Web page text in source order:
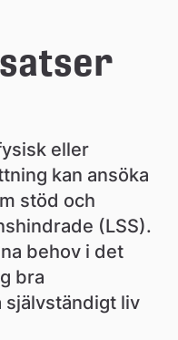
eller
kan ansöka
stöd och
(LSS).
behov i det
bra
självständigt liv